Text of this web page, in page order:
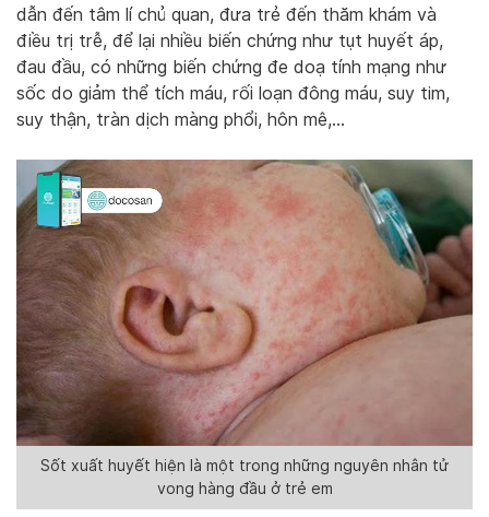
dẫn đến tâm lí chủ quan, đưa trẻ đến thăm khám và
điều trị trễ, để lại nhiều biến chứng như tụt huyết áp,
đau đầu, có những biến chứng đe doạ tính mạng như
sốc do giảm thể tích máu, rối loạn đông máu, suy tim,
suy thận, tràn dịch màng phổi, hôn mê,…
Sốt xuất huyết hiện là một trong những nguyên nhân tử
vong hàng đầu ở trẻ em